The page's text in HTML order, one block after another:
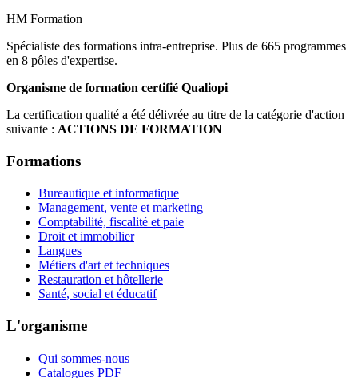
HM Formation
Spécialiste des formations intra-entreprise. Plus de 665 programmes
en 8 pôles d'expertise.
Organisme de formation certifié Qualiopi
La certification qualité a été délivrée au titre de la catégorie d'action
suivante : ACTIONS DE FORMATION
Formations
Bureautique et informatique
Management, vente et marketing
Comptabilité, fiscalité et paie
Droit et immobilier
Langues
Métiers d'art et techniques
Restauration et hôtellerie
Santé, social et éducatif
L'organisme
Qui sommes-nous
Catalogues PDF